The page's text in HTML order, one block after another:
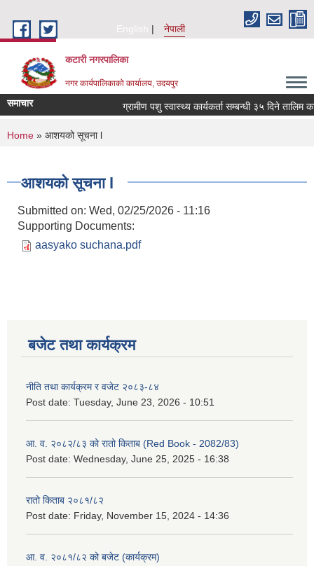
English
नेपाली
कटारी नगरपालिका
नगर कार्यपालिकाको कार्यालय, उदयपुर
समाचार ग्रामीण पशु स्वास्थ्य कार्यकर्ता सम्बन्धी ३५ दिने तालिम
You are here
Home » आशयको सूचना l
आशयको सूचना l
Submitted on: Wed, 02/25/2026 - 11:16
Supporting Documents:
aasyako suchana.pdf
बजेट तथा कार्यक्रम
नीति तथा कार्यक्रम र वजेट २०८३-८४
Post date: Tuesday, June 23, 2026 - 10:51
आ. व. २०८२/८३ को रातो किताब (Red Book - 2082/83)
Post date: Wednesday, June 25, 2025 - 16:38
रातो किताब २०८१/८२
Post date: Friday, November 15, 2024 - 14:36
आ. व. २०८१/८२ को बजेट (कार्यक्रम)